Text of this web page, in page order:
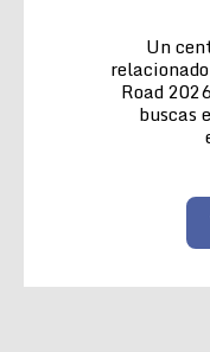
Un
Road
buscas